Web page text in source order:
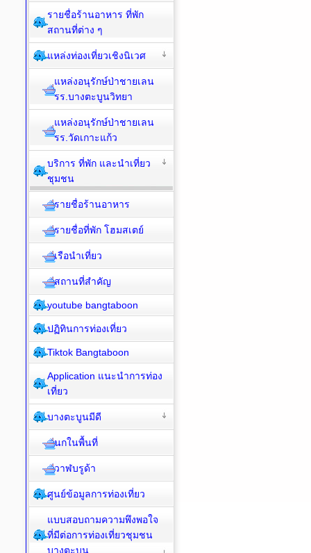
รายชื่อร้านอาหาร ที่พัก
สถานที่ต่าง ๆ
แหล่งท่องเที่ยวเชิงนิเวศ
แหล่งอนุรักษ์ป่าชายเลน
รร.บางตะบูนวิทยา
แหล่งอนุรักษ์ป่าชายเลน
รร.วัดเกาะแก้ว
บริการ ที่พัก และนำเที่ยว
ชุมชน
รายชื่อร้านอาหาร
รายชื่อที่พัก โฮมสเตย์
เรือนำเที่ยว
สถานที่สำคัญ
youtube bangtaboon
ปฏิทินการท่องเที่ยว
Tiktok Bangtaboon
Application แนะนำการท่อง
เที่ยว
บางตะบูนมีดี
นกในพื้นที่
วาฬบรูด้า
ศูนย์ข้อมูลการท่องเที่ยว
แบบสอบถามความพึงพอใจ
ที่มีต่อการท่องเที่ยวชุมชน
บางตะบูน